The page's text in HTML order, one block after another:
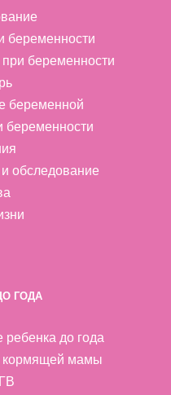
беременности
беременности
беременной
беременности
обследование
ГОДА
ребенка до года
кормящей мамы